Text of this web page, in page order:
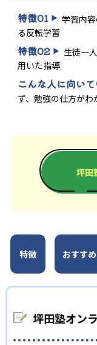
特徴01
学習内
る反転学習
特徴02
生徒一
用いた指導
こんな人に向い
ず、勉強の仕方がわ
坪田
特徴 おすす
坪田塾オン